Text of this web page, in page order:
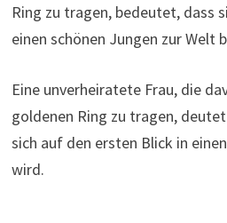
Ring zu tragen, bedeutet, dass
einen schönen Jungen zur Welt
Eine unverheiratete Frau, die
goldenen Ring zu tragen,
sich auf den ersten Blick in
wird.